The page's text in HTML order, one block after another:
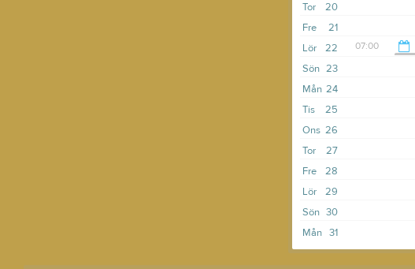
20
Tor
21
Fre
22
Lör 07:00
23
Sön
24
Mån
25
Tis
26
Ons
27
Tor
28
Fre
29
Lör
30
Sön
31
Mån